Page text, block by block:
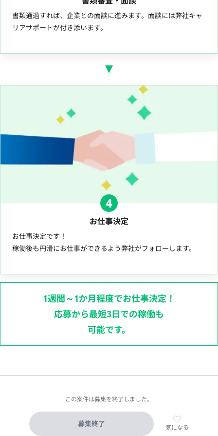
書類通過すれば、企業との面談に進みます。面談には弊社キャ
リアサポートが付き添います。
4
お仕事決定
お仕事決定です！
稼働後も円滑にお仕事ができるよう弊社がフォローします。
1週間～1か月程度でお仕事決定！
応募から最短3日での稼働も
可能です。
この案件は募集を終了しました。
募集終了 気になる